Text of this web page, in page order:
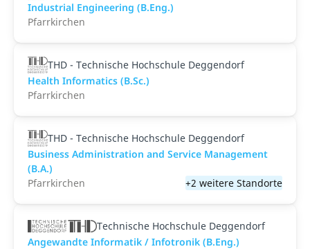
Industrial Engineering (B.Eng.)
Pfarrkirchen
THD - Technische Hochschule Deggendorf
Health Informatics (B.Sc.)
Pfarrkirchen
THD - Technische Hochschule Deggendorf
Business Administration and Service Management
(B.A.)
Pfarrkirchen
+2 weitere Standorte
Technische Hochschule Deggendorf
Angewandte Informatik / Infotronik (B.Eng.)